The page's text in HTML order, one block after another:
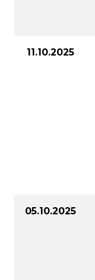
11.10.2025
05.10.2025